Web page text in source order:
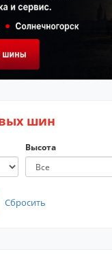
шин
Высота
Сбросить